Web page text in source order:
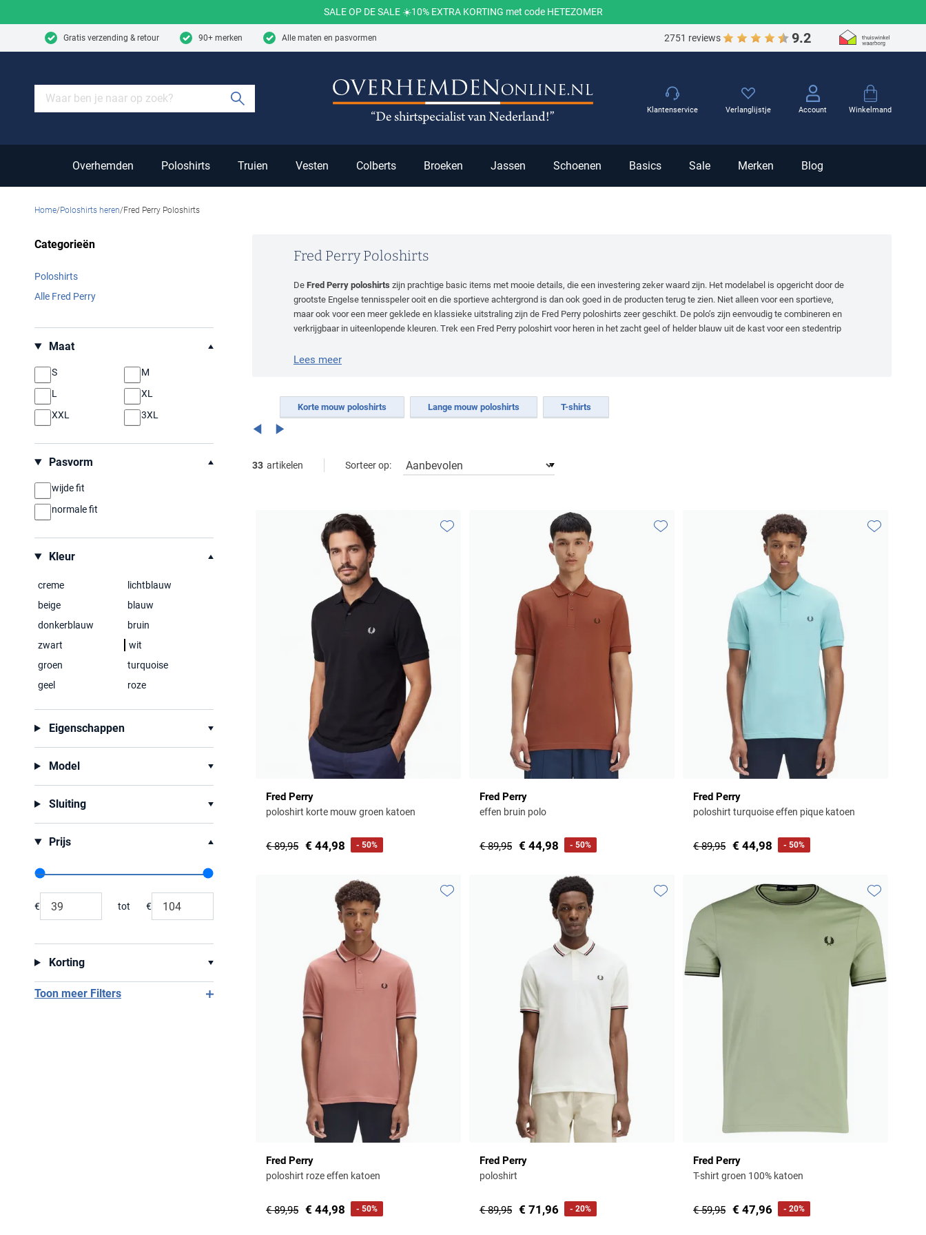
SALE OP DE SALE ☀️10% EXTRA KORTING met code HETEZOMER
Gratis verzending & retour 90+ merken Alle maten en pasvormen 2751 reviews 9.2
Winkelmand
Overhemden Poloshirts Truien Vesten Colberts Broeken Jassen Schoenen Basics Sale Merken Blog
Klantenservice Verlanglijstje Account
Home Poloshirts heren Fred Perry Poloshirts
Fred Perry Poloshirts
De Fred Perry poloshirts zijn prachtige basic items met mooie details, die een investering zeker waard zijn. Het modelabel is opgericht door de
grootste Engelse tennisspeler ooit en die sportieve achtergrond is dan ook goed in de producten terug te zien. Niet alleen voor een sportieve,
maar ook voor een meer geklede en klassieke uitstraling zijn de Fred Perry poloshirts zeer geschikt. De polo’s zijn eenvoudig te combineren en
verkrijgbaar in uiteenlopende kleuren. Trek een Fred Perry poloshirt voor heren in het zacht geel of helder blauw uit de kast voor een stedentrip
Lees meer
Korte mouw poloshirts Lange mouw poloshirts T-shirts
Categorieën
Poloshirts
Alle Fred Perry
Maat
S
M
L
XL
XXL
3XL
Pasvorm
wijde fit
normale fit
Kleur
creme
lichtblauw
beige
blauw
donkerblauw
bruin
zwart
wit
groen
turquoise
geel
roze
Eigenschappen
Model
Sluiting
Prijs
Range slider min value
Range slider max value
€
tot
€
Korting
Toon meer Filters
33 artikelen Sorteer op:
Fred Perry
poloshirt korte mouw groen katoen
€ 89,95 € 44,98 - 50%
Toevoegen aan favorieten
Fred Perry
effen bruin polo
€ 89,95 € 44,98 - 50%
Toevoegen aan favorieten
Fred Perry
poloshirt turquoise effen pique katoen
€ 89,95 € 44,98 - 50%
Fred Perry
poloshirt roze effen katoen
€ 89,95 € 44,98 - 50%
Fred Perry
poloshirt
€ 89,95 € 71,96 - 20%
Toevoegen aan favorieten
Fred Perry
T-shirt groen 100% katoen
€ 59,95 € 47,96 - 20%